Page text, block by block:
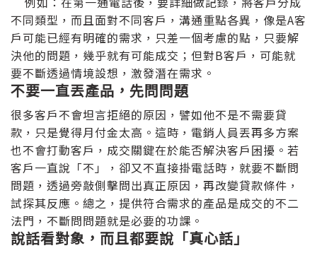
不同類型，而且面對不同客戶，溝通重點各異，像是A客
戶可能已經有明確的需求，只差一個考慮的點，只要解
決他的問題，幾乎就有可能成交；但對B客戶，可能就
要不斷透過情境設想，激發潛在需求。
不要一直丟產品，先問問題
很多客戶不會坦言拒絕的原因，譬如他不是不需要貸
款，只是覺得月付金太高。這時，電銷人員丟再多方案
也不會打動客戶，成交關鍵在於能否解決客戶困擾。若
客戶一直說「不」，卻又不直接掛電話時，就要不斷問
問題，透過旁敲側擊問出真正原因，再改變貸款條件，
試探其反應。總之，提供符合需求的產品是成交的不二
法門，不斷問問題就是必要的功課。
說話看對象，而且都要說「真心話」